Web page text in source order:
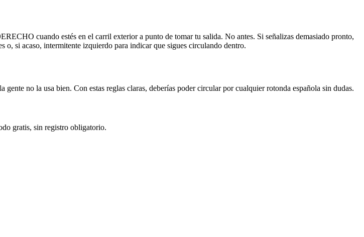
cuando estés en el carril exterior a punto de tomar tu salida. No antes. Si señalizas demasiado pronto,
o, si acaso, intermitente izquierdo para indicar que sigues circulando dentro.
no la usa bien. Con estas reglas claras, deberías poder circular por cualquier rotonda española sin dudas.
gratis, sin registro obligatorio.